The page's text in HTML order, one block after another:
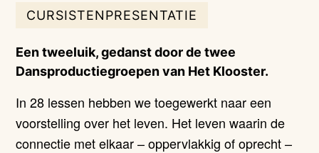
CURSISTENPRESENTATIE
Een tweeluik, gedanst door de twee
Dansproductiegroepen van Het Klooster.
In 28 lessen hebben we toegewerkt naar een
voorstelling over het leven. Het leven waarin de
connectie met elkaar – oppervlakkig of oprecht –